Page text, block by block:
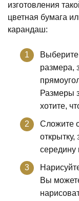
изготовления
цветная бумага
карандаш:
Выберите
размера,
Размеры
хотите,
Сложите
середину
Вы